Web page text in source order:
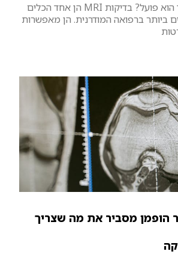
מהו גדוליניום וכיצד הוא פועל? בדיקות MRI הן אחד הכלים
ביותר ברפואה המודרנית. הן מאפשרות
הופמן מסביר את מה שצריך